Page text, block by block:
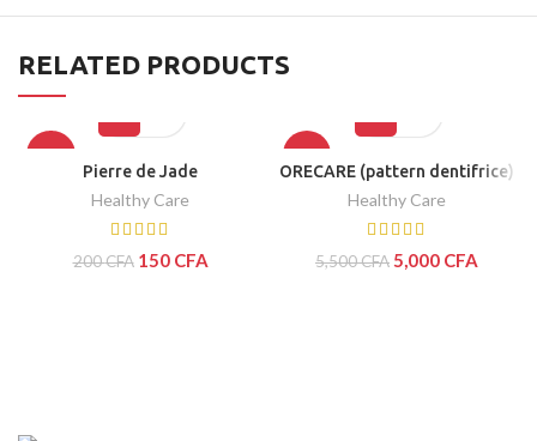
RELATED PRODUCTS
Pierre de Jade
Healthy Care
200CFA 150 CFA
ORECARE (pattern dentifrice)
Healthy Care
5,500CFA5,000 CFA